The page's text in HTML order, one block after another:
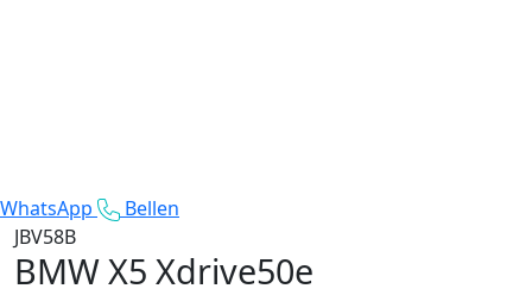
WhatsApp
Bellen
JBV58B
BMW X5 Xdrive50e